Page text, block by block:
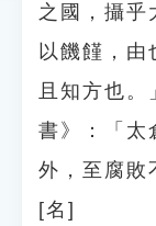
之國，攝乎
以饑饉，由
且知方也
書》：「太
外，至腐敗
[名]